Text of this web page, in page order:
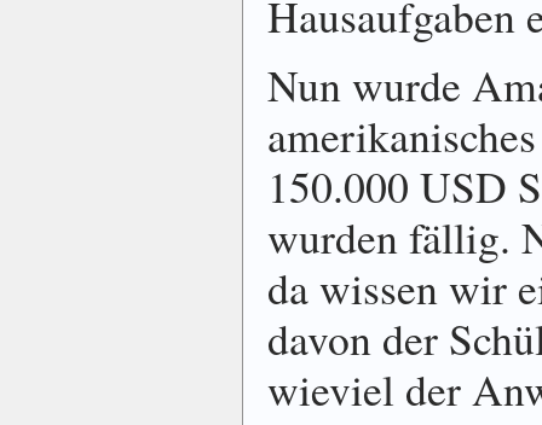
Hausaufgaben
Nun wurde
150.000 USD
wurden fällig.
da wissen wir
davon der
wieviel der